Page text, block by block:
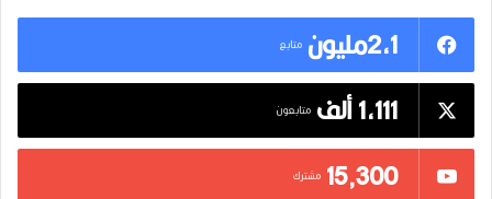
2,1مليون
متابع
1,111 ألف متابعون
15٬300 مشترك